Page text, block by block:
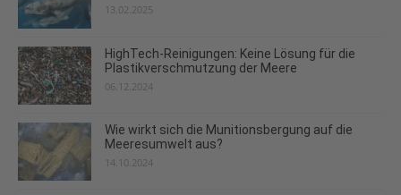
13.02.2025
HighTech-Reinigungen: Keine Lösung für die
Plastikverschmutzung der Meere
06.12.2024
Wie wirkt sich die Munitionsbergung auf die
Meeresumwelt aus?
14.10.2024